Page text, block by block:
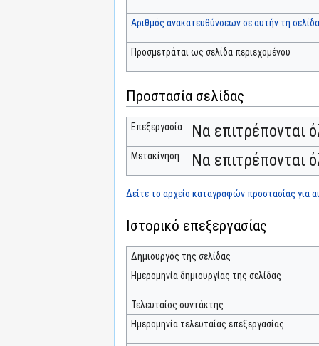
Αριθμός ανακατευθύνσεων σε αυτήν τη σελίδα
Προσμετράται ως σελίδα περιεχομένου
Προστασία σελίδας
Επεξεργασία Να επιτρέπονται
Μετακίνηση Να επιτρέπονται
Δείτε το αρχείο καταγραφών προστασίας για
Ιστορικό επεξεργασίας
Δημιουργός της σελίδας
Ημερομηνία δημιουργίας της σελίδας
Τελευταίος συντάκτης
Ημερομηνία τελευταίας επεξεργασίας